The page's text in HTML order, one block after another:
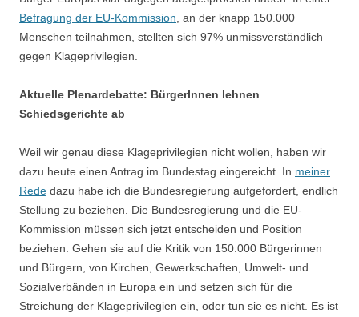
Befragung der EU-Kommission , an der knapp 150.000
Menschen teilnahmen, stellten sich 97% unmissverständlich
gegen Klageprivilegien.
Aktuelle Plenardebatte: BürgerInnen lehnen
Schiedsgerichte ab
Weil wir genau diese Klageprivilegien nicht wollen, haben wir
dazu heute einen Antrag im Bundestag eingereicht. In meiner
Rede dazu habe ich die Bundesregierung aufgefordert, endlich
Stellung zu beziehen. Die Bundesregierung und die EU-
Kommission müssen sich jetzt entscheiden und Position
beziehen: Gehen sie auf die Kritik von 150.000 Bürgerinnen
und Bürgern, von Kirchen, Gewerkschaften, Umwelt- und
Sozialverbänden in Europa ein und setzen sich für die
Streichung der Klageprivilegien ein, oder tun sie es nicht. Es ist